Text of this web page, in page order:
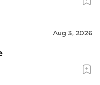
Aug 3, 2026